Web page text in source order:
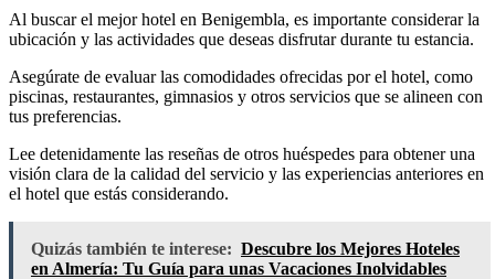
Al buscar el mejor hotel en Benigembla, es importante considerar la
ubicación y las actividades que deseas disfrutar durante tu estancia.
Asegúrate de evaluar las comodidades ofrecidas por el hotel, como
piscinas, restaurantes, gimnasios y otros servicios que se alineen con
tus preferencias.
Lee detenidamente las reseñas de otros huéspedes para obtener una
visión clara de la calidad del servicio y las experiencias anteriores en
el hotel que estás considerando.
Quizás también te interese: Descubre los Mejores Hoteles
en Almería: Tu Guía para unas Vacaciones Inolvidables